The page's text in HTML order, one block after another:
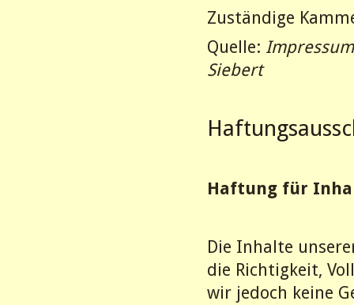
Zuständige
Quelle:
Siebert
Haftung für
Die Inhalte
die Richtigkeit,
wir jedoch keine